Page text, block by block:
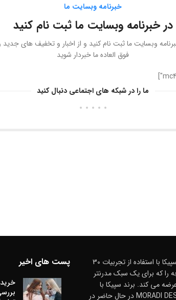
خبرنامه وبسایت ما
در خبرنامه وبسایت ما ثبت نام کنید
وبسایت ما ثبت نام کنید و از اخبار و تخفیف های جدید
فوق العاده ما خبردار شوید
ما را در شبکه های اجتماعی دنبال کنید
فروشگاه اینترنتی سپیکا با استفاده از تجربیات 30
را که برای یک سبک مدرنتر
می کند. برند سپیکا با
همکاری برند MORADI DESIGN در حال حاضر در
پست های اخیر
خرید